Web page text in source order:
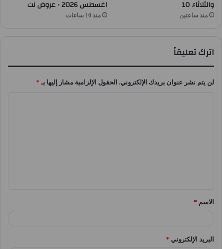
والثلاثاء 10
منذ ساعتين
اغسطس 2026 • عروض نت
منذ 10 ساعات
اترك تعليقاً
لن يتم نشر عنوان بريدك الإلكتروني. الحقول الإلزامية مشار إليها بـ *
*الاسم *
البريد الإلكتروني *